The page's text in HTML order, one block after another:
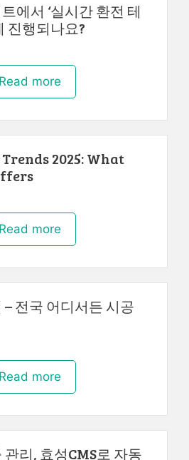
에서 ‘실시간 환전 테
진행되나요?
Read more
2025: What
Read more
전국 어디서든 시공
Read more
리, 효성CMS로 자동